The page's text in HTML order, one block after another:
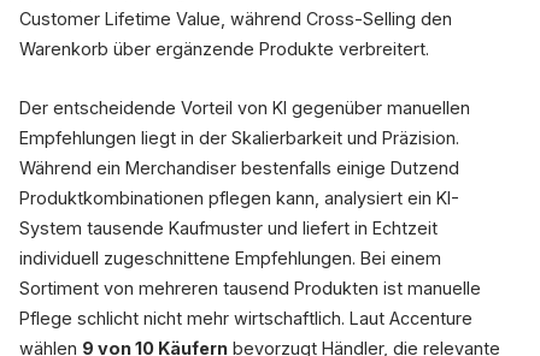
Customer Lifetime Value, während Cross-Selling den
Warenkorb über ergänzende Produkte verbreitert.
Der entscheidende Vorteil von KI gegenüber manuellen
Empfehlungen liegt in der Skalierbarkeit und Präzision.
Während ein Merchandiser bestenfalls einige Dutzend
Produktkombinationen pflegen kann, analysiert ein KI-
System tausende Kaufmuster und liefert in Echtzeit
individuell zugeschnittene Empfehlungen. Bei einem
Sortiment von mehreren tausend Produkten ist manuelle
Pflege schlicht nicht mehr wirtschaftlich. Laut Accenture
wählen 9 von 10 Käufern bevorzugt Händler, die relevante